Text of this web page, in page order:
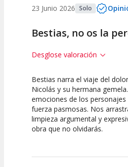
23 Junio 2026 Solo
Bestias, no os la
Desglose valoración
10
Calidad del
Espectáculo
10
Puesta en
Escena
Bestias narra el viaje del
Nicolás y su hermana
emociones de los
fuerza pasmosas. Nos
limpieza argumental y
obra que no olvidarás.